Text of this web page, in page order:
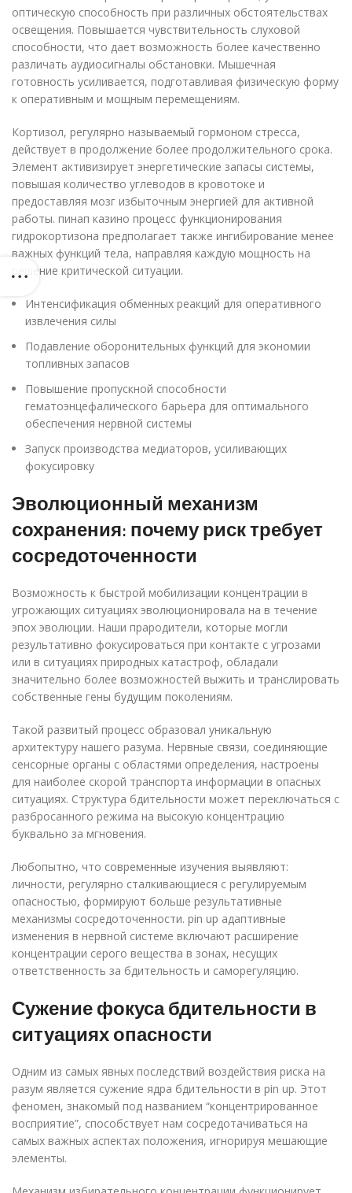
оптическую способность при различных обстоятельствах
освещения. Повышается чувствительность слуховой
способности, что дает возможность более качественно
различать аудиосигналы обстановки. Мышечная
готовность усиливается, подготавливая физическую форму
к оперативным и мощным перемещениям.
Кортизол, регулярно называемый гормоном стресса,
действует в продолжение более продолжительного срока.
Элемент активизирует энергетические запасы системы,
повышая количество углеводов в кровотоке и
предоставляя мозг избыточным энергией для активной
работы. пинап казино процесс функционирования
гидрокортизона предполагает также ингибирование менее
важных функций тела, направляя каждую мощность на
решение критической ситуации.
Интенсификация обменных реакций для оперативного
извлечения силы
Подавление оборонительных функций для экономии
топливных запасов
Повышение пропускной способности
гематоэнцефалического барьера для оптимального
обеспечения нервной системы
Запуск производства медиаторов, усиливающих
фокусировку
Эволюционный механизм
сохранения: почему риск требует
сосредоточенности
Возможность к быстрой мобилизации концентрации в
угрожающих ситуациях эволюционировала на в течение
эпох эволюции. Наши прародители, которые могли
результативно фокусироваться при контакте с угрозами
или в ситуациях природных катастроф, обладали
значительно более возможностей выжить и транслировать
собственные гены будущим поколениям.
Такой развитый процесс образовал уникальную
архитектуру нашего разума. Нервные связи, соединяющие
сенсорные органы с областями определения, настроены
для наиболее скорой транспорта информации в опасных
ситуациях. Структура бдительности может переключаться с
разбросанного режима на высокую концентрацию
буквально за мгновения.
Любопытно, что современные изучения выявляют:
личности, регулярно сталкивающиеся с регулируемым
опасностью, формируют больше результативные
механизмы сосредоточенности. pin up адаптивные
изменения в нервной системе включают расширение
концентрации серого вещества в зонах, несущих
ответственность за бдительность и саморегуляцию.
Сужение фокуса бдительности в
ситуациях опасности
Одним из самых явных последствий воздействия риска на
разум является сужение ядра бдительности в pin up. Этот
феномен, знакомый под названием “концентрированное
восприятие”, способствует нам сосредотачиваться на
самых важных аспектах положения, игнорируя мешающие
элементы.